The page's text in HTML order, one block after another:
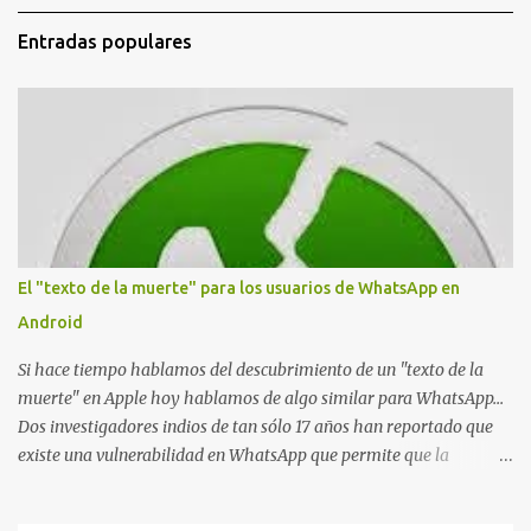
u
n
Entradas populares
El "texto de la muerte" para los usuarios de WhatsApp en
Android
Si hace tiempo hablamos del descubrimiento de un "texto de la
muerte" en Apple hoy hablamos de algo similar para WhatsApp...
Dos investigadores indios de tan sólo 17 años han reportado que
existe una vulnerabilidad en WhatsApp que permite que la